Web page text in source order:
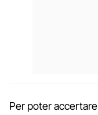
Per poter accertare